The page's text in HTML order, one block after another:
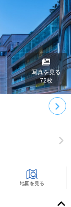
写真を見る
72枚
地図を見る